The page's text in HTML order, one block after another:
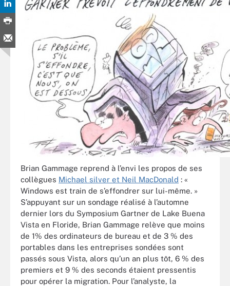
Brian Gammage reprend à l’envi les propos de ses
collègues Michael silver et Neil MacDonald : «
Windows est train de s’effondrer sur lui-même. »
S’appuyant sur un sondage réalisé à l’automne
dernier lors du Symposium Gartner de Lake Buena
Vista en Floride, Brian Gammage relève que moins
de 1% des ordinateurs de bureau et de 3 % des
portables dans les entreprises sondées sont
passés sous Vista, alors qu’un an plus tôt, 6 % des
premiers et 9 % des seconds étaient pressentis
pour opérer la migration. Pour l’analyste, la